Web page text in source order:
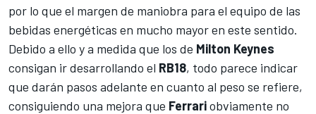
por lo que el margen de maniobra para el equipo de las
bebidas energéticas en mucho mayor en este sentido.
Debido a ello y a medida que los de Milton Keynes
consigan ir desarrollando el RB18, todo parece indicar
que darán pasos adelante en cuanto al peso se refiere,
consiguiendo una mejora que Ferrariobviamente no